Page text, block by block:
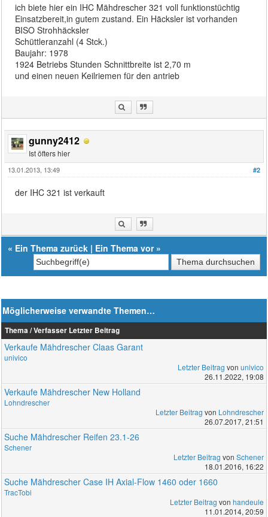
ich biete hier ein IHC Mähdrescher 321 voll funktionstüchtig
Einsatzbereit,in gutem zustand. Ein Häcksler ist vorhanden
BISO Strohhäcksler
Schüttleranzahl (4 Stck.)
Baujahr: 1978
1924 Betriebs Stunden Schnittbreite ist 2,70 m
und einen neuen Keilriemen für den antrieb
gunny2412
Ist öfters hier
#2
13.01.2013, 13:49
der IHC 321 ist verkauft
« Ein Thema zurück | Ein Thema vor»
Möglicherweise verwandte Themen…
Thema / Verfasser Letzter Beitrag
Verkaufe Mähdrescher Claas Garant
univico
Letzter Beitrag von univico
26.11.2022, 19:08
Verkaufe Mähdrescher New Holland
Lohndrescher
Letzter Beitrag von Lohndrescher
26.07.2017, 21:51
Suche Mähdrescher Reifen 23.1-26
Schener
Letzter Beitrag von Schener
18.01.2016, 16:22
Suche Mähdrescher Case IH Axial-Flow 1460 oder 1660
TracTobi
Letzter Beitrag von handeule
11.01.2014, 20:59